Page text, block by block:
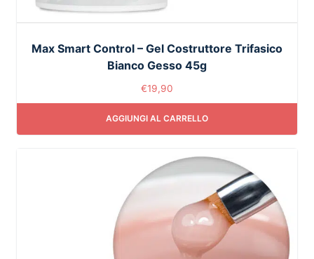
Max Smart Control – Gel Costruttore Trifasico
Bianco Gesso 45g
€19,90
AGGIUNGI AL CARRELLO